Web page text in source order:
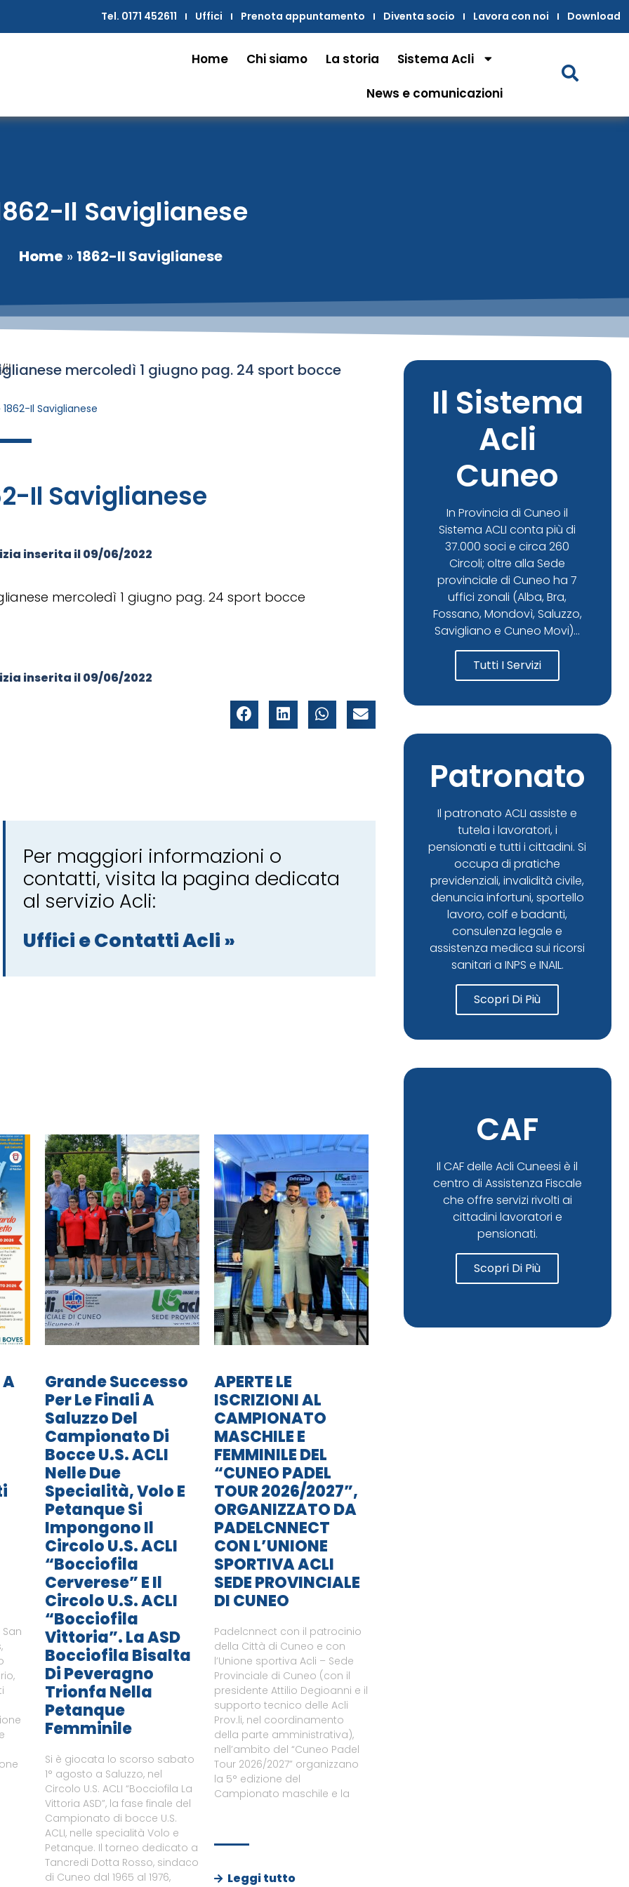
Tel. 0171 452611 Uffici Prenota appuntamento Diventa socio Lavora con noi Download
Home Chi siamo La storia Sistema Acli
News e comunicazioni
Il Saviglianese
Home » 1862-Il Saviglianese
il mercoledì 1 giugno pag. 24 sport bocce
1862-Il Saviglianese
Il Saviglianese
inserita il09/06/2022
mercoledì 1 giugno pag. 24 sport bocce
inserita il09/06/2022
Per maggiori informazioni o
contatti, visita la pagina dedicata
al servizio Acli:
Uffici e Contatti Acli »
Grande Successo
Per Le Finali A
Saluzzo Del
Campionato Di
Bocce U.S. ACLI
Nelle Due
Specialità, Volo E
Petanque Si
Impongono Il
Circolo U.S. ACLI
“Bocciofila
Cerverese” E Il
Circolo U.S. ACLI
“Bocciofila
Vittoria”. La ASD
Bocciofila Bisalta
Di Peveragno
Trionfa Nella
Petanque
Femminile
Si è giocata lo scorso sabato
1° agosto a Saluzzo, nel
Circolo U.S. ACLI “Bocciofila La
Vittoria ASD”, la fase finale del
Campionato di bocce U.S.
ACLI, nelle specialità Volo e
Petanque. Il torneo dedicato a
Tancredi Dotta Rosso, sindaco
di Cuneo dal 1965 al 1976,
APERTE LE
ISCRIZIONI AL
CAMPIONATO
MASCHILE E
FEMMINILE DEL
“CUNEO PADEL
TOUR 2026/2027”,
ORGANIZZATO DA
PADELCNNECT
CON L’UNIONE
SPORTIVA ACLI
SEDE PROVINCIALE
DI CUNEO
Padelcnnect con il patrocinio
della Città di Cuneo e con
l’Unione sportiva Acli – Sede
Provinciale di Cuneo (con il
presidente Attilio Degioanni e il
supporto tecnico delle Acli
Prov.li, nel coordinamento
della parte amministrativa),
nell’ambito del “Cuneo Padel
Tour 2026/2027” organizzano
la 5° edizione del
Campionato maschile e la
Leggi tutto
Il Sistema
Acli
Cuneo
In Provincia di Cuneo il
Sistema ACLI conta più di
37.000 soci e circa 260
Circoli; oltre alla Sede
provinciale di Cuneo ha 7
uffici zonali (Alba, Bra,
Fossano, Mondovì, Saluzzo,
Savigliano e Cuneo Movi)...
Tutti I Servizi
Patronato
Il patronato ACLI assiste e
tutela i lavoratori, i
pensionati e tutti i cittadini. Si
occupa di pratiche
previdenziali, invalidità civile,
denuncia infortuni, sportello
lavoro, colf e badanti,
consulenza legale e
assistenza medica sui ricorsi
sanitari a INPS e INAIL.
Scopri Di Più
CAF
Il CAF delle Acli Cuneesi è il
centro di Assistenza Fiscale
che offre servizi rivolti ai
cittadini lavoratori e
pensionati.
Scopri Di Più